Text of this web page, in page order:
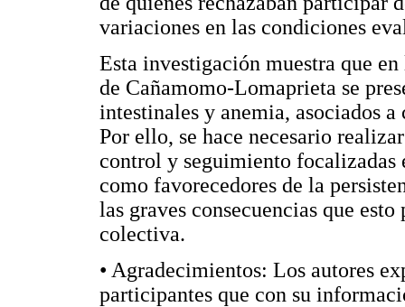
variaciones en las condiciones
Esta investigación muestra que
de Cañamomo-Lomaprieta se
intestinales y anemia, asociados
Por ello, se hace necesario
control y seguimiento focalizadas
como favorecedores de la
las graves consecuencias que
colectiva.
• Agradecimientos: Los autores
participantes que con su